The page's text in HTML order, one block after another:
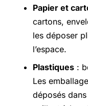
Papier et
cartons,
les déposer
l’espace.
Plastiques :
Les
déposés